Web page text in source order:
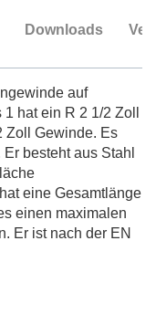
Downloads
auf
hat ein R 2 1/2 Zoll
Zoll Gewinde. Es
besteht aus Stahl
eine Gesamtlänge
einen maximalen
Er ist nach der EN